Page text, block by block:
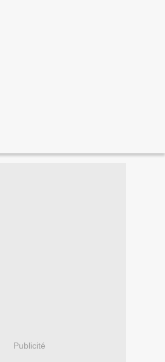
Publicité